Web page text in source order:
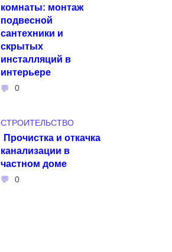
комнаты: монтаж
подвесной
сантехники и
скрытых
инсталляций в
интерьере
0
СТРОИТЕЛЬСТВО
Прочистка и откачка
канализации в
частном доме
0